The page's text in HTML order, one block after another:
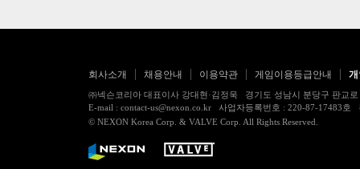
회사소개 채용안내 이용약관 게임이용등급안내
㈜넥슨코리아 대표이사 강대현·김정욱 경기도 성남시 분당구 판교
E-mail : contact-us@nexon.co.kr 사업자등록번호 : 220-87-17483
© NEXON Korea Corp. & VALVE Corp. All Rights Reserved.